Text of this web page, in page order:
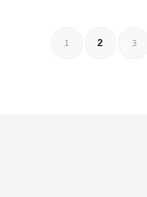
1 2 3